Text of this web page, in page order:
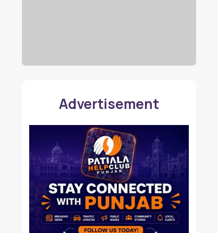
Advertisement